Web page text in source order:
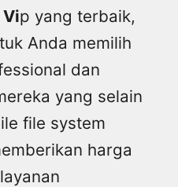
Vip yang terbaik,
Anda memilih
dan
yang selain
file system
harga